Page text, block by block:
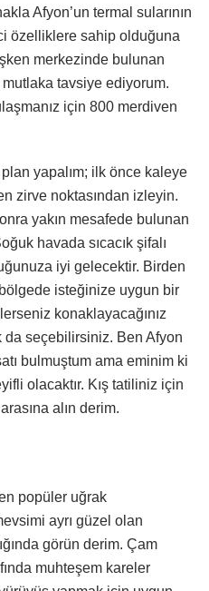
Afyon’un termal sularının
özelliklere sahip olduğuna
merkezinde bulunan
mutlaka tavsiye ediyorum.
için 800 merdiven
yapalım; ilk önce kaleye
zirve noktasından izleyin.
yakın mesafede bulunan
havada sıcacık şifalı
iyi gelecektir. Birden
isteğinize uygun bir
konaklayacağınız
da seçebilirsiniz. Ben Afyon
bulmuştum ama eminim ki
olacaktır. Kış tatiliniz için
alın derim.
popüler uğrak
ayrı güzel olan
görün derim. Çam
muhteşem kareler